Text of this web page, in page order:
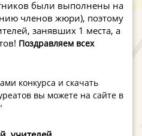
были выполнены на
членов жюри), поэтому
занявших 1 места, а
Поздравляем всех
конкурса и скачать
вы можете на сайте в
"